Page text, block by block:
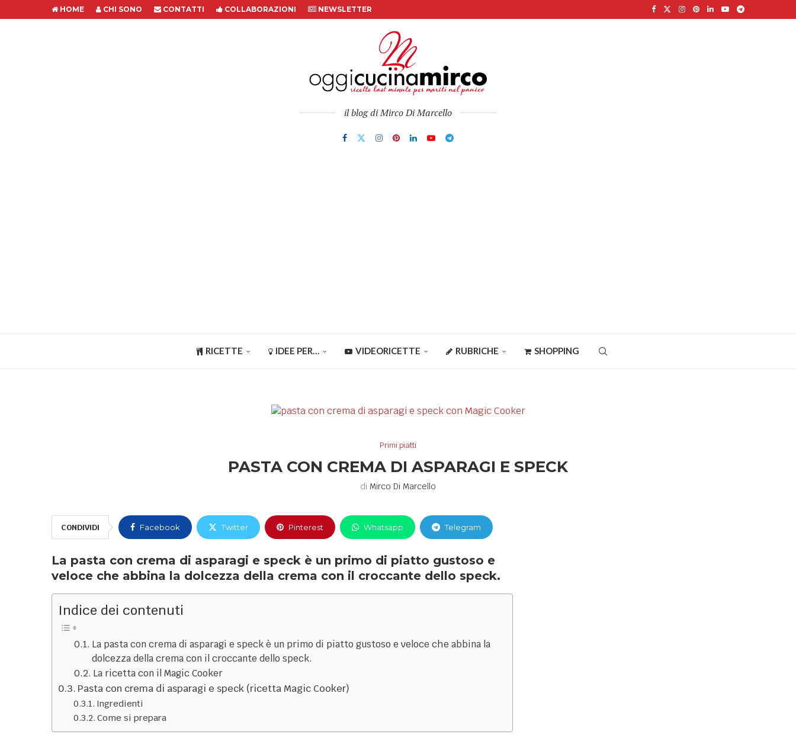
HOME CHI SONO CONTATTI COLLABORAZIONI NEWSLETTER
il blog di Mirco Di Marcello
RICETTE IDEE PER… VIDEORICETTE RUBRICHE SHOPPING
Primi piatti
PASTA CON CREMA DI ASPARAGI E SPECK
di Mirco Di Marcello
CONDIVIDI Facebook Twitter Pinterest Whatsapp Telegram
La pasta con crema di asparagi e speck è un primo di piatto gustoso e
veloce che abbina la dolcezza della crema con il croccante dello speck.
Indice dei contenuti
La pasta con crema di asparagi e speck è un primo di piatto gustoso e veloce che abbina la
dolcezza della crema con il croccante dello speck.
La ricetta con il Magic Cooker
Pasta con crema di asparagi e speck (ricetta Magic Cooker)
Ingredienti
Come si prepara